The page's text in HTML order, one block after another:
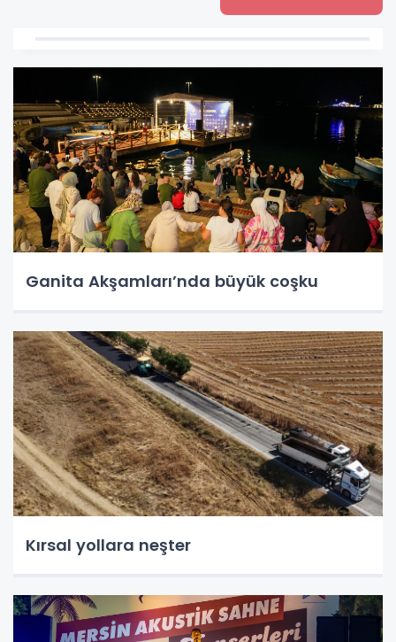
Ganita Akşamları’nda büyük coşku
Kırsal yollara neşter